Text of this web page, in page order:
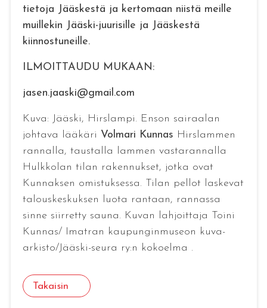
tietoja Jääskestä ja kertomaan niistä meille
muillekin Jääski-juurisille ja Jääskestä
kiinnostuneille.
ILMOITTAUDU MUKAAN:
jasen.jaaski@gmail.com
Kuva: Jääski, Hirslampi. Enson sairaalan
johtava lääkäri Volmari Kunnas Hirslammen
rannalla, taustalla lammen vastarannalla
Hulkkolan tilan rakennukset, jotka ovat
Kunnaksen omistuksessa. Tilan pellot laskevat
talouskeskuksen luota rantaan, rannassa
sinne siirretty sauna. Kuvan lahjoittaja Toini
Kunnas/ Imatran kaupunginmuseon kuva-
arkisto/Jääski-seura ry:n kokoelma .
Takaisin